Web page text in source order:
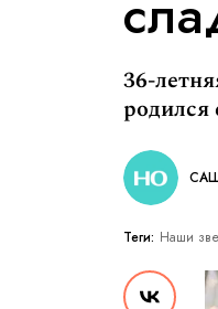
36-
Теги: Наши